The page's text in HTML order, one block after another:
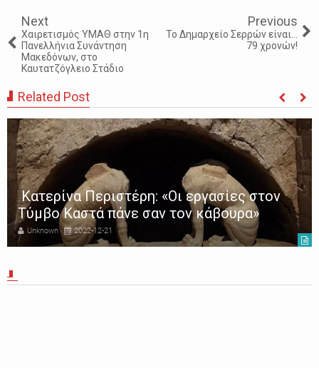
Next
Χαιρετισμός ΥΜΑΘ στην 1η
Πανελλήνια Συνάντηση
Μακεδόνων, στο
Καυτατζόγλειο Στάδιο
Previous
Το Δημαρχείο Σερρών είναι…
79 χρονών!
Related Post
Κατερίνα Περιστέρη: «Οι εργασίες στον
Τύμβο Καστά πάνε σαν τον κάβουρα»
Unknown 2022-12-21